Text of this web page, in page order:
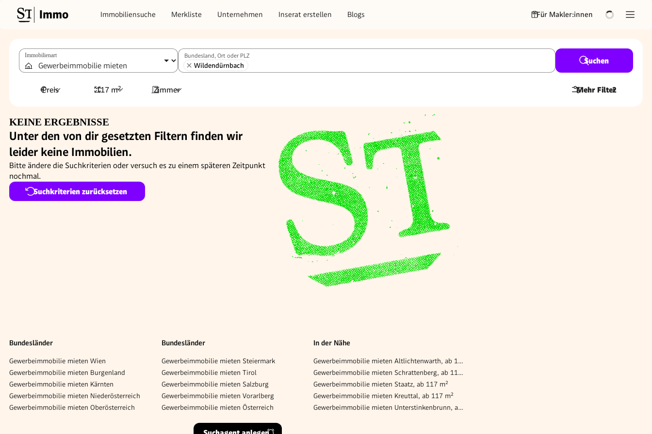
Immo Immobiliensuche Merkliste Unternehmen Inserat erstellen Blogs Für Makler:innen
Immobilienart Bundesland, Ort oder PLZ
Wildendürnbach
Suchen
Preis 117 m² Zimmer Mehr Filter
2
KEINE ERGEBNISSE
Unter den von dir gesetzten Filtern finden wir
leider keine Immobilien.
Bitte ändere die Suchkriterien oder versuch es zu einem späteren Zeitpunkt
nochmal.
Suchkriterien zurücksetzen
Bundesländer
Gewerbeimmobilie mieten Wien
Gewerbeimmobilie mieten Burgenland
Gewerbeimmobilie mieten Kärnten
Gewerbeimmobilie mieten Niederösterreich
Gewerbeimmobilie mieten Oberösterreich
Bundesländer
Gewerbeimmobilie mieten Steiermark
Gewerbeimmobilie mieten Tirol
Gewerbeimmobilie mieten Salzburg
Gewerbeimmobilie mieten Vorarlberg
Gewerbeimmobilie mieten Österreich
In der Nähe
Gewerbeimmobilie mieten Altlichtenwarth, ab 117 m²
Gewerbeimmobilie mieten Schrattenberg, ab 117 m²
Gewerbeimmobilie mieten Staatz, ab 117 m²
Gewerbeimmobilie mieten Kreuttal, ab 117 m²
Gewerbeimmobilie mieten Unterstinkenbrunn, ab 117 m²